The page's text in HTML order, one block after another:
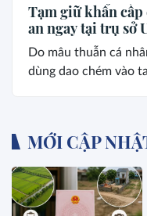
Tạm giữ khẩn
an ngay tại trụ sở
Do mâu thuẫn cá
dùng dao chém vào
MỚI CẬP